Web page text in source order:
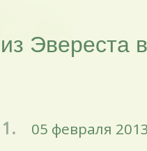
Эвереста
1. 05 февраля